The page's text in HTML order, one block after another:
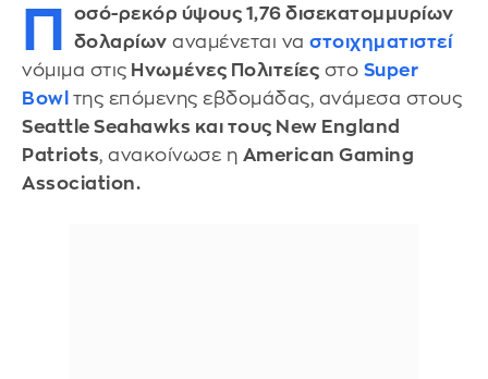
Π
οσό-ρεκόρ ύψους 1,76 δισεκατομμυρίων
δολαρίων αναμένεται να στοιχηματιστεί
νόμιμα στις Ηνωμένες Πολιτείες στο Super
Bowl της επόμενης εβδομάδας, ανάμεσα στους
Seattle Seahawks και τους New England
Patriots, ανακοίνωσε η American Gaming
Association.